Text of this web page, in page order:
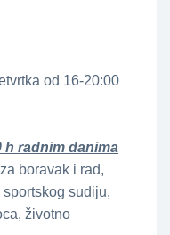
od 16-20:00
h radnim danima
boravak i rad,
sudiju,
životno